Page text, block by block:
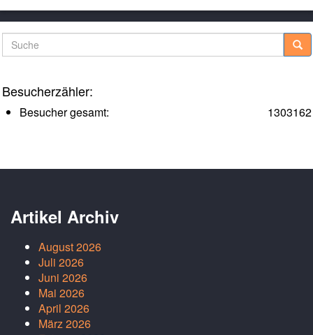
Suche
Besucherzähler:
1303162
Besucher gesamt:
Artikel Archiv
August 2026
Juli 2026
Juni 2026
Mai 2026
April 2026
März 2026